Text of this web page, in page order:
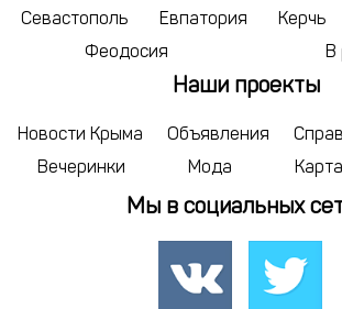
Севастополь Евпатория Керчь
Феодосия
В
Наши проекты
Новости Крыма Объявления
Вечеринки
Мода
Мы в социальных